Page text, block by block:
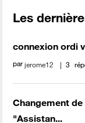
Les
connexion ordi
parjerome12 3
Changement
"Assistan...